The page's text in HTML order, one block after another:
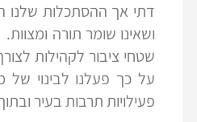
דתי אך ההסתכלות שלנו
ושאינו שומר תורה
על כך פעלנו לבינוי של
פעילויות תרבות בעיר